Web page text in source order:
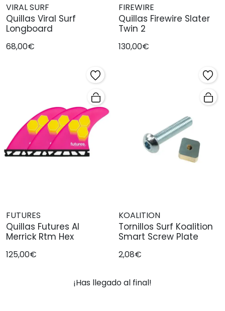
VIRAL SURF
Quillas Viral Surf
Longboard
68,00€
FIREWIRE
Quillas Firewire Slater
Twin 2
130,00€
FUTURES
Quillas Futures Al
Merrick Rtm Hex
125,00€
KOALITION
Tornillos Surf Koalition
Smart Screw Plate
2,08€
¡Has llegado al final!